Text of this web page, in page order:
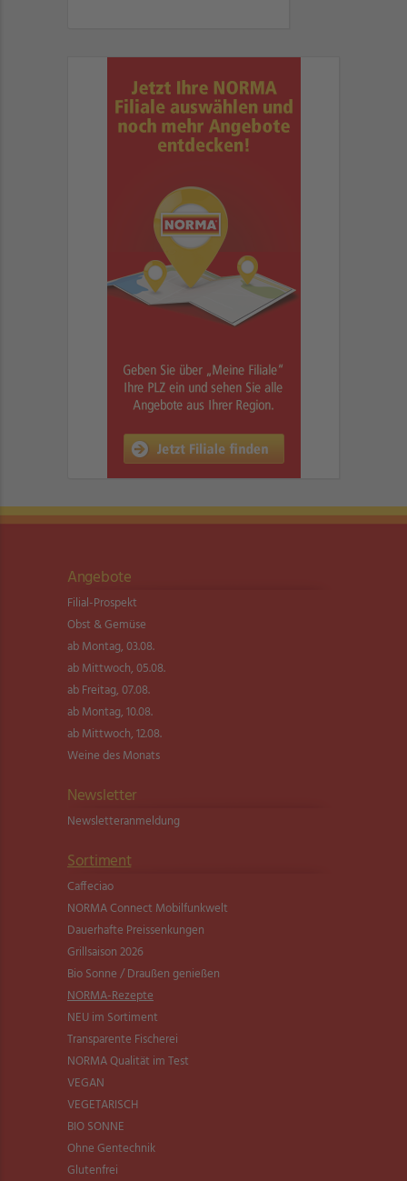
Angebote
Filial-Prospekt
Obst & Gemüse
ab Montag, 03.08.
ab Mittwoch, 05.08.
ab Freitag, 07.08.
ab Montag, 10.08.
ab Mittwoch, 12.08.
Weine des Monats
Newsletter
Newsletter­anmeldung
Sortiment
Caffeciao
NORMA Connect Mobilfunkwelt
Dauerhafte Preissenkungen
Grillsaison 2026
Bio Sonne / Draußen genießen
NORMA-Rezepte
NEU im Sortiment
Transparente Fischerei
NORMA Qualität im Test
VEGAN
VEGETARISCH
BIO SONNE
Ohne Gentechnik
Glutenfrei